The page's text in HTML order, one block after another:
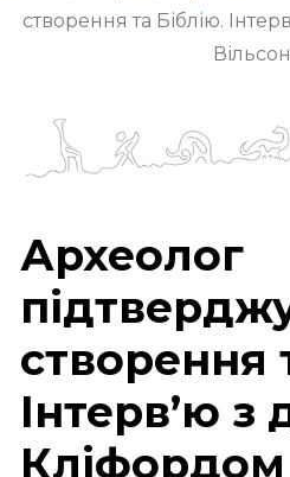
створення та Біблію.
Археолог
створення
Інтерв’ю з
Кліфордом